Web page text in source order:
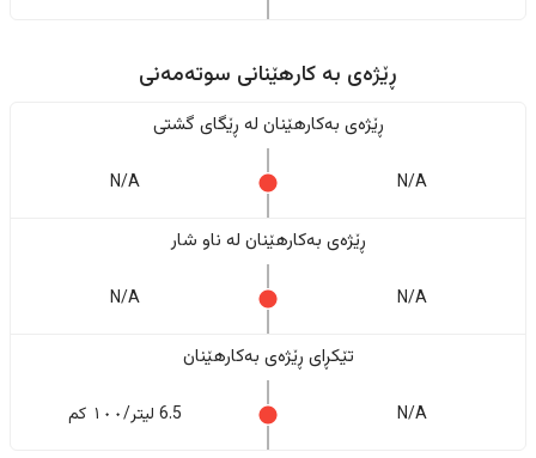
ڕێژەى به کارهێنانی سوتەمەنی
ڕێژەى بەکارهێنان له ڕێگای گشتی
N/A
N/A
ڕێژەى بەکارهێنان له ناو شار
N/A
N/A
تێکڕای ڕێژەى بەکارهێنان
N/A 6.5 لیتر/١٠٠ کم